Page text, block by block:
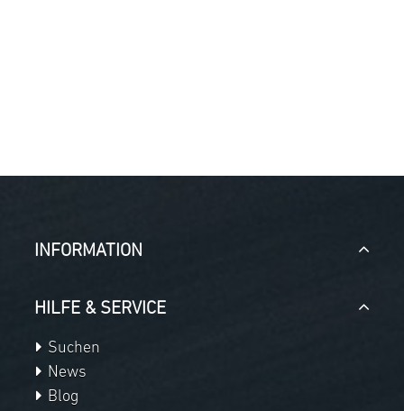
INFORMATION
HILFE & SERVICE
Suchen
News
Blog